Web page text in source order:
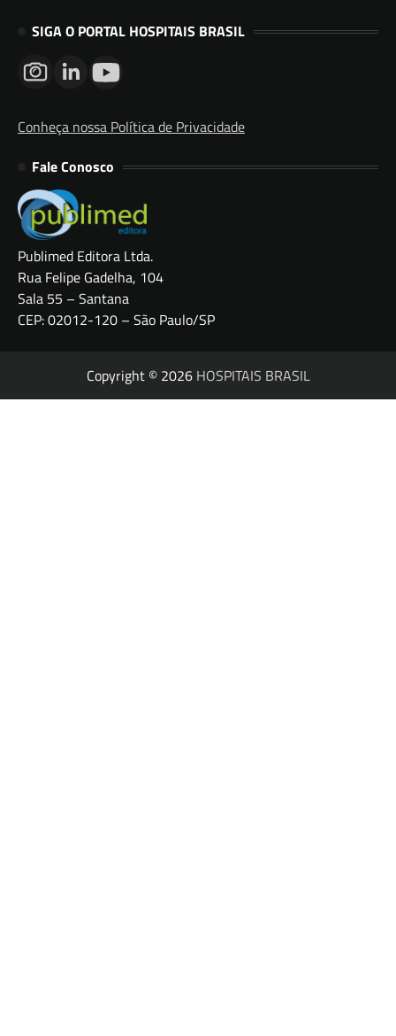
SIGA O PORTAL HOSPITAIS BRASIL
Conheça nossa Política de Privacidade
Fale Conosco
Publimed Editora Ltda.
Rua Felipe Gadelha, 104
Sala 55 – Santana
CEP: 02012-120 – São Paulo/SP
Copyright © 2026 HOSPITAIS BRASIL